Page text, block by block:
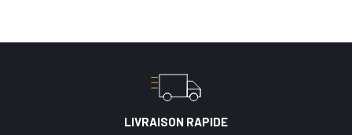
LIVRAISON RAPIDE